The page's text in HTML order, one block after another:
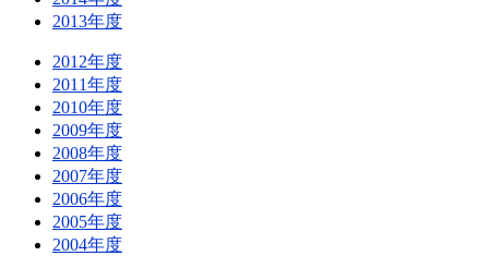
2013年度
2012年度
2011年度
2010年度
2009年度
2008年度
2007年度
2006年度
2005年度
2004年度